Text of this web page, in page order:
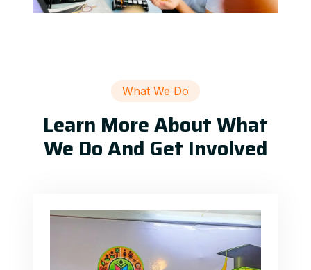
What We Do
Learn More About What
We Do And Get Involved